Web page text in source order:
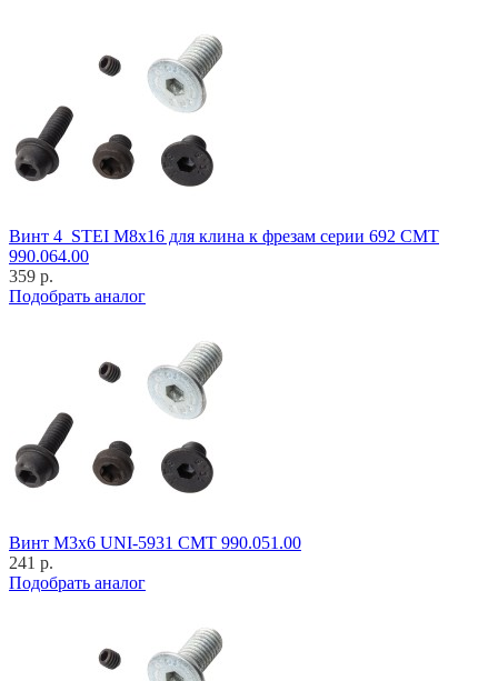
Винт 4_STEI M8x16 для клина к фрезам серии 692 CMT
990.064.00
359 р.
Подобрать аналог
Винт M3x6 UNI-5931 CMT 990.051.00
241 р.
Подобрать аналог